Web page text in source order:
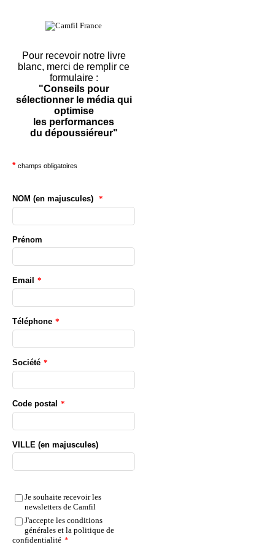
Pour recevoir notre livre
blanc, merci de remplir ce
formulaire :
"Conseils pour
sélectionner le média qui
optimise
les performances
du dépoussiéreur"
* champs obligatoires
NOM (en majuscules) *
Prénom
Email *
Téléphone *
Société *
Code postal *
VILLE (en majuscules)
Je souhaite recevoir les
newsletters de Camfil
J'accepte les conditions
générales et la politique de
confidentialité *